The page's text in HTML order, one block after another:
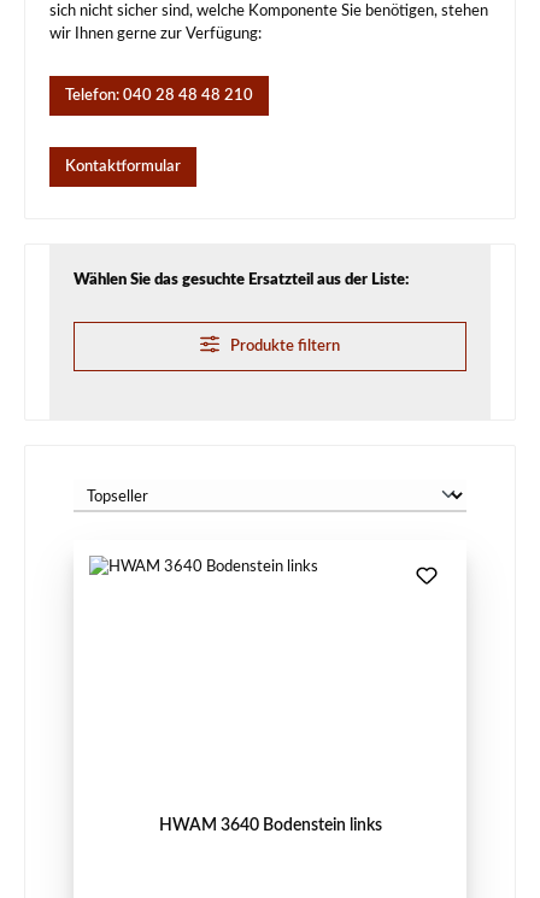
sich nicht sicher sind, welche Komponente Sie benötigen, stehen
wir Ihnen gerne zur Verfügung:
Telefon: 040 28 48 48 210
Kontaktformular
Wählen Sie das gesuchte Ersatzteil aus der Liste:
Produkte filtern
HWAM 3640 Bodenstein links